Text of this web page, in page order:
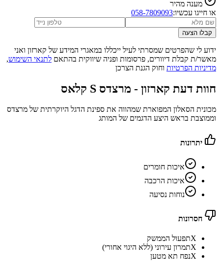
מענה מהיר
או חייגו עכשיו:058-7809093
קבלו הצעה
ידוע לי שהפרטים שמסרתי לעיל ייכללו במאגרי המידע של קארזון ואני
מאשר/ת קבלת דיוורים, פרסומות ופניה שיווקית בהתאם לתנאי השימוש,
מדיניות הפרטיות וחוק הגנת הצרכן
חוות דעת קארזון - מרצדס S קלאס
מכונית הסאלון המפוארת שמהווה את ספינת הדגל היוקרתית של מרצדס
וממוצבת בראש היצע הדגמים של המותג
יתרונות
איכות חומרים
איכות הרכבה
נוחות נסיעה
חסרונות
Xתפעול הממשק
Xתמרון עירוני (ללא היגוי אחורי)
Xנפח תא מטען